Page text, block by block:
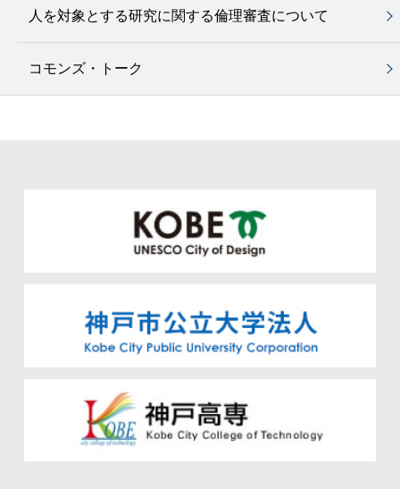
人を対象とする研究に関する倫理審査について
コモンズ・トーク